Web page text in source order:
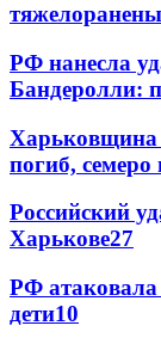
РФ нанесла
Бандеролли:
Харьковщина
погиб, семеро
Российский
Харькове27
РФ
дети10